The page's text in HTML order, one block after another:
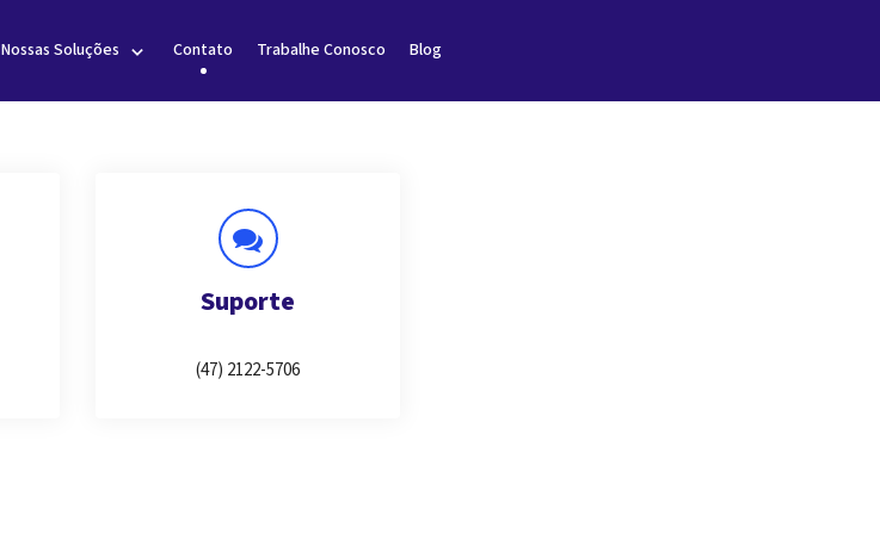
Nossas Soluções Contato Trabalhe Conosco Blog
Suporte
(47) 2122-5706